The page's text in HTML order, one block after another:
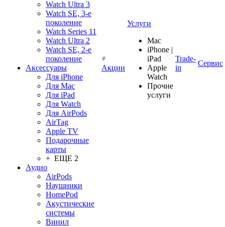
Watch Ultra 3
Watch SE, 3-е
поколение
Watch Series 11
Watch Ultra 2
Watch SE, 2-е
поколение
Аксессуары
Для iPhone
Для Mac
Для iPad
Для Watch
Для AirPods
AirTag
Apple TV
Подарочные
карты
+ ЕЩЕ 2
Аудио
AirPods
Наушники
HomePod
Акустические
системы
Винил
Акции
Услуги
Mac
iPhone |
iPad
Apple
Watch
Прочие
услуги
Trade-
in
Сервис